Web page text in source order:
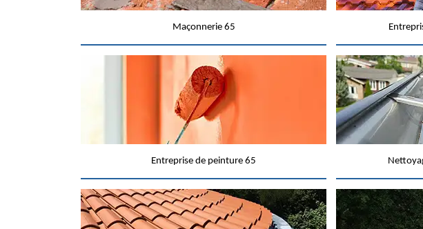
Maçonnerie 65
Entreprise de peinture 65